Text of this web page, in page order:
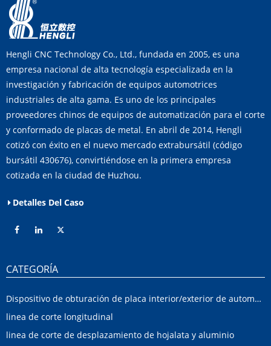
Hengli CNC Technology Co., Ltd., fundada en 2005, es una
empresa nacional de alta tecnología especializada en la
investigación y fabricación de equipos automotrices
industriales de alta gama. Es uno de los principales
proveedores chinos de equipos de automatización para el corte
y conformado de placas de metal. En abril de 2014, Hengli
cotizó con éxito en el nuevo mercado extrabursátil (código
bursátil 430676), convirtiéndose en la primera empresa
cotizada en la ciudad de Huzhou.
Detalles Del Caso
CATEGORÍA
Dispositivo de obturación de placa interior/exterior de automóvil
linea de corte longitudinal
linea de corte de desplazamiento de hojalata y aluminio